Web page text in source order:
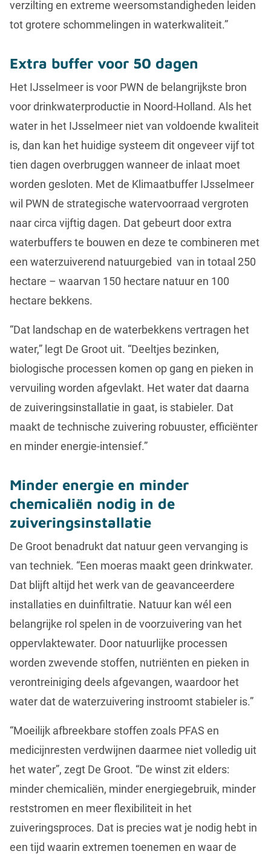
verzilting en extreme weersomstandigheden leiden
tot grotere schommelingen in waterkwaliteit.”
Extra buffer voor 50 dagen
Het IJsselmeer is voor PWN de belangrijkste bron
voor drinkwaterproductie in Noord-Holland. Als het
water in het IJsselmeer niet van voldoende kwaliteit
is, dan kan het huidige systeem dit ongeveer vijf tot
tien dagen overbruggen wanneer de inlaat moet
worden gesloten. Met de Klimaatbuffer IJsselmeer
wil PWN de strategische watervoorraad vergroten
naar circa vijftig dagen. Dat gebeurt door extra
waterbuffers te bouwen en deze te combineren met
een waterzuiverend natuurgebied van in totaal 250
hectare – waarvan 150 hectare natuur en 100
hectare bekkens.
“Dat landschap en de waterbekkens vertragen het
water,” legt De Groot uit. “Deeltjes bezinken,
biologische processen komen op gang en pieken in
vervuiling worden afgevlakt. Het water dat daarna
de zuiveringsinstallatie in gaat, is stabieler. Dat
maakt de technische zuivering robuuster, efficiënter
en minder energie-intensief.”
Minder energie en minder
chemicaliën nodig in de
zuiveringsinstallatie
De Groot benadrukt dat natuur geen vervanging is
van techniek. “Een moeras maakt geen drinkwater.
Dat blijft altijd het werk van de geavanceerdere
installaties en duinfiltratie. Natuur kan wél een
belangrijke rol spelen in de voorzuivering van het
oppervlaktewater. Door natuurlijke processen
worden zwevende stoffen, nutriënten en pieken in
verontreiniging deels afgevangen, waardoor het
water dat de waterzuivering instroomt stabieler is.”
“Moeilijk afbreekbare stoffen zoals PFAS en
medicijnresten verdwijnen daarmee niet volledig uit
het water”, zegt De Groot. “De winst zit elders:
minder chemicaliën, minder energiegebruik, minder
reststromen en meer flexibiliteit in het
zuiveringsproces. Dat is precies wat je nodig hebt in
een tijd waarin extremen toenemen en waar de